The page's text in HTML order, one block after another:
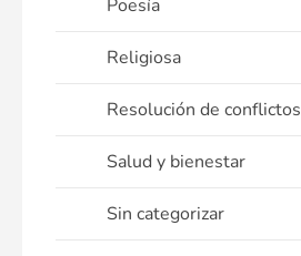
Poesía
Religiosa
Resolución de conflictos
Salud y bienestar
Sin categorizar